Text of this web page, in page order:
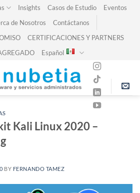
Insights Casos de Estudio
Eventos
de Nosotros
Contáctanos
CERTIFICACIONES Y PARTNERS
Español
Kali Linux 2020 –
BY FERNANDO TAMEZ